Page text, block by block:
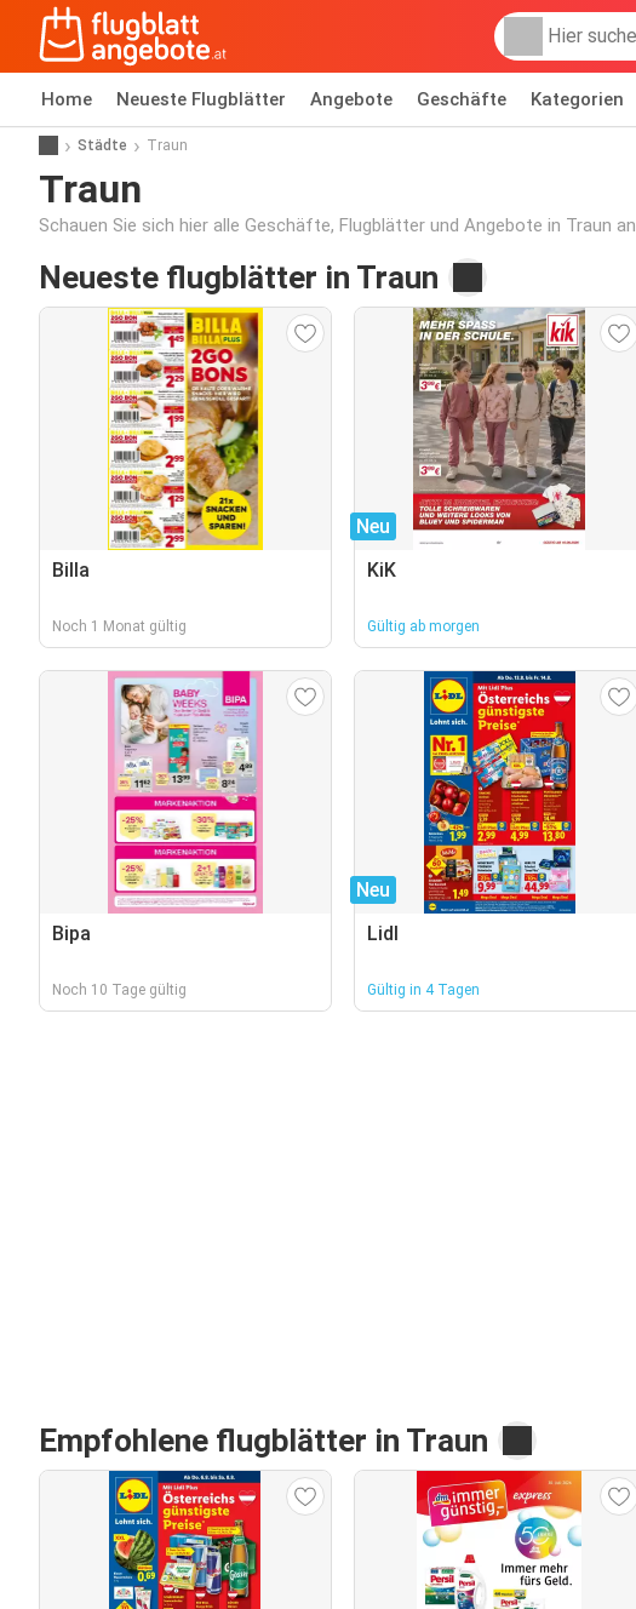
Home Neueste Flugblätter Angebote Geschäfte Kategorien
Städte Traun
Traun
Schauen Sie sich hier alle Geschäfte, Flugblätter und Angebote in Traun an
Neueste flugblätter in Traun
Billa
Noch 1 Monat gültig
Neu
KiK
Gültig ab morgen
Bipa
Noch 10 Tage gültig
Neu
Lidl
Gültig in 4 Tagen
Empfohlene flugblätter in Traun